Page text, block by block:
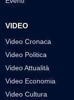
VIDEO
Video Cronaca
Video Politica
Video Attualità
Video Economia
Video Cultura